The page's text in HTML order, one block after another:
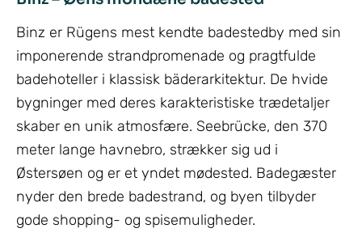
Binz er Rügens mest kendte badestedby med sin
imponerende strandpromenade og pragtfulde
badehoteller i klassisk bäderarkitektur. De hvide
bygninger med deres karakteristiske trædetaljer
skaber en unik atmosfære. Seebrücke, den 370
meter lange havnebro, strækker sig ud i
Østersøen og er et yndet mødested. Badegæster
nyder den brede badestrand, og byen tilbyder
gode shopping- og spisemuligheder.